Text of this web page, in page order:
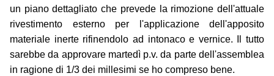
un piano dettagliato che prevede la rimozione dell'attuale
rivestimento esterno per l'applicazione dell'apposito
materiale inerte rifinendolo ad intonaco e vernice. Il tutto
sarebbe da approvare martedì p.v. da parte dell'assemblea
in ragione di 1/3 dei millesimi se ho compreso bene.